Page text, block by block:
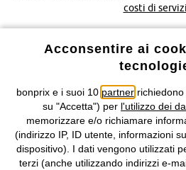
costi di
Condizioni di vendita
Informazioni legali
© 2026 bonprix.Tutti i
bonprix S.r.l. con socio unico, sede
Valdengo (BI) C.F. 01510910027 - P.I.
Acconsentire ai
bonprix e i suoi 10 partnerrichiedono
su "Accetta") per l'utilizzo dei
memorizzare e/o richiamare
(indirizzo IP, ID utente, informazioni
dispositivo). I dati vengono utilizzati
terzi (anche utilizzando indirizzi e-